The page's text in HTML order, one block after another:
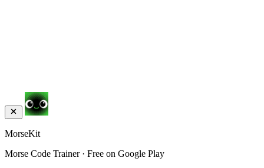
MorseKit
Morse Code Trainer · Free on Google Play